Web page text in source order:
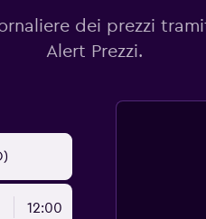
dei prezzi
Alert Prezzi.
12:00